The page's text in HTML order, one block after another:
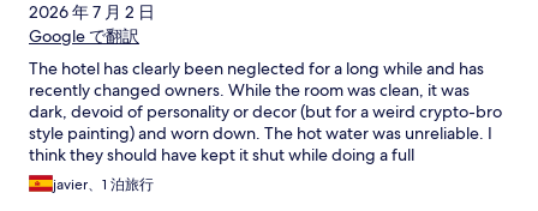
2026 年 7 月 2 日
Google で翻訳
The hotel has clearly been neglected for a long while and has
recently changed owners. While the room was clean, it was
dark, devoid of personality or decor (but for a weird crypto-bro
style painting) and worn down. The hot water was unreliable. I
think they should have kept it shut while doing a full
refurbishment, even if they missed high season because I
suspect they sadly might not survive the reviews. On the flip-
javier、1 泊旅行